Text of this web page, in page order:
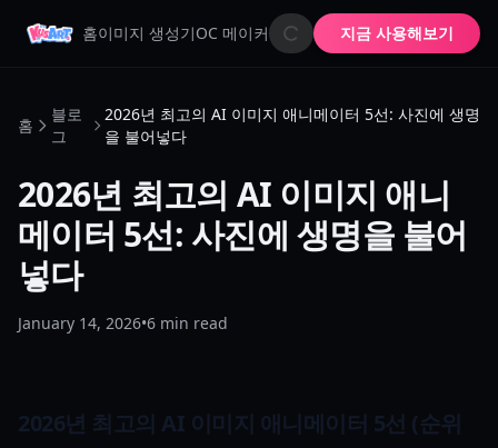
홈이미지 생성기OC 메이커AI 이미지 애니메이터AI 이모지
지금 사용해보기
홈
블로
그
2026년 최고의 AI 이미지 애니메이터 5선: 사진에 생명
을 불어넣다
2026년 최고의 AI 이미지 애니
메이터 5선: 사진에 생명을 불어
넣다
January 14, 2026•6 min read
2026년 최고의 AI 이미지 애니메이터 5선 (순위